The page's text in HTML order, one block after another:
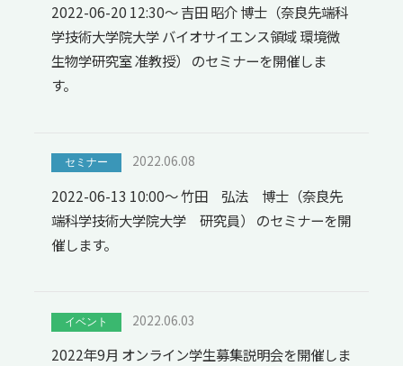
2022-06-20 12:30～ 吉田 昭介 博士（奈良先端科
学技術大学院大学 バイオサイエンス領域 環境微
生物学研究室 准教授） のセミナーを開催しま
す。
セミナー 2022.06.08
2022-06-13 10:00～ 竹田 弘法 博士（奈良先
端科学技術大学院大学 研究員） のセミナーを開
催します。
イベント 2022.06.03
2022年9月 オンライン学生募集説明会を開催しま